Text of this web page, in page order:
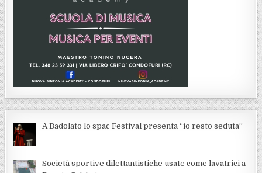
A Badolato lo spac Festival presenta “io resto seduta”
Società sportive dilettantistiche usate come lavatrici a